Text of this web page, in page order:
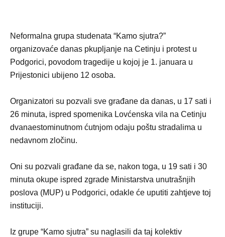
Neformalna grupa studenata “Kamo sjutra?”
organizovaće danas pkupljanje na Cetinju i protest u
Podgorici, povodom tragedije u kojoj je 1. januara u
Prijestonici ubijeno 12 osoba.
Organizatori su pozvali sve građane da danas, u 17 sati i
26 minuta, ispred spomenika Lovćenska vila na Cetinju
dvanaestominutnom ćutnjom odaju poštu stradalima u
nedavnom zločinu.
Oni su pozvali građane da se, nakon toga, u 19 sati i 30
minuta okupe ispred zgrade Ministarstva unutrašnjih
poslova (MUP) u Podgorici, odakle će uputiti zahtjeve toj
instituciji.
Iz grupe “Kamo sjutra” su naglasili da taj kolektiv